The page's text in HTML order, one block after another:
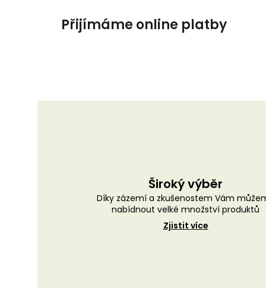
Přijímáme online platby
Široký výběr
Díky zázemí a zkušenostem Vám
nabídnout velké množství produktů
Zjistit více